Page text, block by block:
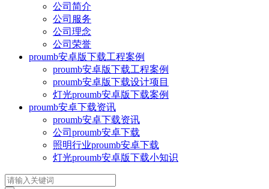
公司简介
公司服务
公司理念
公司荣誉
proumb安卓版下载工程案例
proumb安卓版下载工程案例
proumb安卓版下载设计项目
灯光proumb安卓版下载案例
proumb安卓下载资讯
proumb安卓下载资讯
公司proumb安卓下载
照明行业proumb安卓下载
灯光proumb安卓版下载小知识